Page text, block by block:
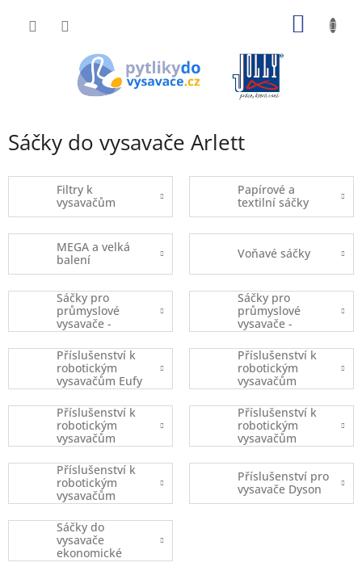
Sáčky do vysavače Arlett
Filtry k
vysavačům
Papírové a
textilní sáčky
MEGA a velká
balení
Voňavé sáčky
Sáčky pro
průmyslové
vysavače -
kusový prodej
Sáčky pro
průmyslové
vysavače -
balené
Příslušenství k
robotickým
vysavačům Eufy
Robovac
Příslušenství k
robotickým
vysavačům
iRobot
Příslušenství k
robotickým
vysavačům
Xiaomi
Příslušenství k
robotickým
vysavačům
Ecovacs
Příslušenství k
robotickým
vysavačům
(ostatní značky)
Příslušenství pro
vysavače Dyson
Sáčky do
vysavače
ekonomické
balení